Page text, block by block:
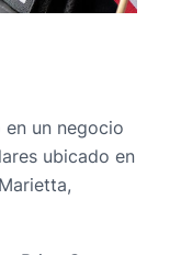
un negocio
ubicado en